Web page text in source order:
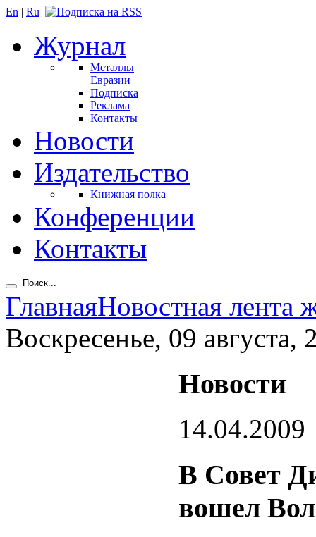
En | Ru
Журнал
Металлы
Евразии
Подписка
Реклама
Контакты
Новости
Издательство
Книжная полка
Конференции
Контакты
ГлавнаяНовостная лента
Воскресенье, 09 августа,
Новости
14.04.2009
В Совет
вошел